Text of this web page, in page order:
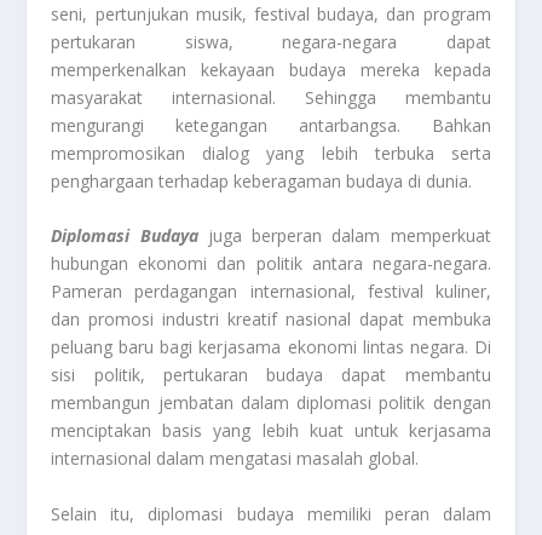
seni, pertunjukan musik, festival budaya, dan program
pertukaran siswa, negara-negara dapat
memperkenalkan kekayaan budaya mereka kepada
masyarakat internasional. Sehingga membantu
mengurangi ketegangan antarbangsa. Bahkan
mempromosikan dialog yang lebih terbuka serta
penghargaan terhadap keberagaman budaya di dunia.
Diplomasi Budayajuga berperan dalam memperkuat
hubungan ekonomi dan politik antara negara-negara.
Pameran perdagangan internasional, festival kuliner,
dan promosi industri kreatif nasional dapat membuka
peluang baru bagi kerjasama ekonomi lintas negara. Di
sisi politik, pertukaran budaya dapat membantu
membangun jembatan dalam diplomasi politik dengan
menciptakan basis yang lebih kuat untuk kerjasama
internasional dalam mengatasi masalah global.
Selain itu, diplomasi budaya memiliki peran dalam